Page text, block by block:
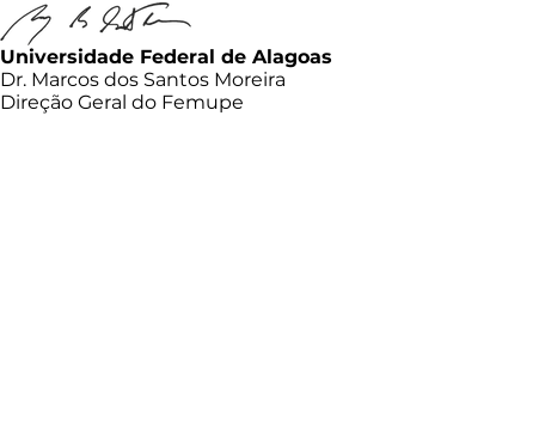
Universidade Federal de Alagoas
Dr. Marcos dos Santos Moreira
Direção Geral do Femupe